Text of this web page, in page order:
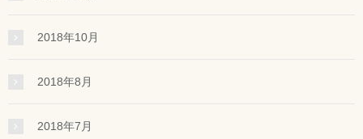
2018年10月
2018年8月
2018年7月